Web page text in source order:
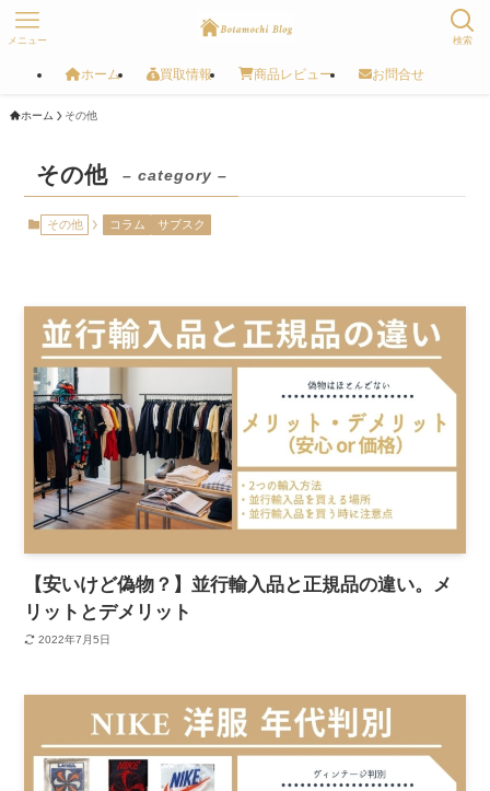
検索
メニュー
ホーム 買取情報 商品レビュー お問合せ
ホーム その他
その他 – category –
その他 コラム サブスク
【安いけど偽物？】並行輸入品と正規品の違い。メ
リットとデメリット
2022年7月5日